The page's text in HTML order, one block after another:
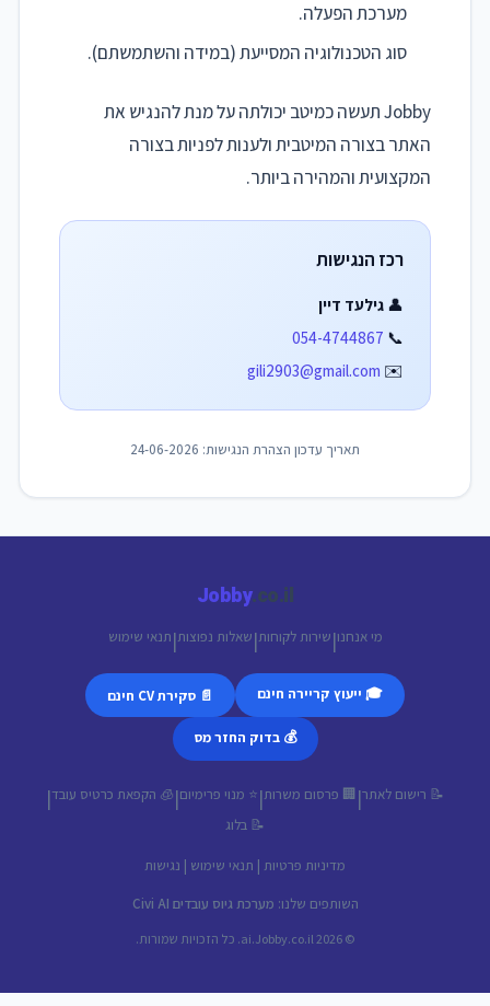
מערכת הפעלה.
סוג הטכנולוגיה המסייעת (במידה והשתמשתם).
Jobby תעשה כמיטב יכולתה על מנת להנגיש את
האתר בצורה המיטבית ולענות לפניות בצורה
המקצועית והמהירה ביותר.
רכז הנגישות
👤 גילעד דיין
📞
054-4744867
✉️
gili2903@gmail.com
תאריך עדכון הצהרת הנגישות: 24-06-2026
Jobby.co.il
מי אנחנו|שירות לקוחות|שאלות נפוצות|תנאי שימוש
🎓 ייעוץ קריירה חינם 📄 סקירת CV חינם
💰 בדוק החזר מס
📝 רישום לאתר| 🏢 פרסום משרות|⭐ מנוי פרימיום|🧊 הקפאת כרטיס עובד|
📝 בלוג
מדיניות פרטיות | תנאי שימוש | נגישות
השותפים שלנו: מערכת גיוס עובדים Civi AI
© 2026 ai.Jobby.co.il. כל הזכויות שמורות.